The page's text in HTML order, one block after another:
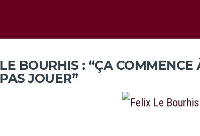
LE BOURHIS : “ÇA COMMENCE
PAS JOUER”